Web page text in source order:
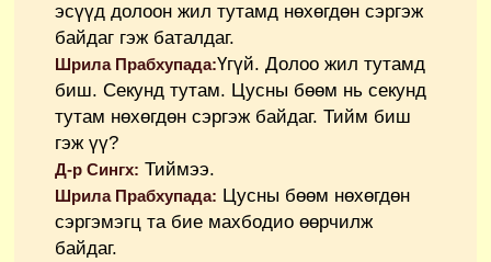
эсүүд долоон жил тутамд нөхөгдөн сэргэж
байдаг гэж баталдаг.
Шрила Прабхупада:Үгүй. Долоо жил тутамд
биш. Секунд тутам. Цусны бөөм нь секунд
тутам нөхөгдөн сэргэж байдаг. Тийм биш
гэж үү?
Д-р Сингх: Тиймээ.
Шрила Прабхупада: Цусны бөөм нөхөгдөн
сэргэмэгц та бие махбодио өөрчилж
байдаг.